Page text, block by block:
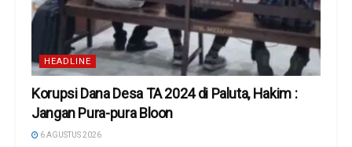
HEADLINE
Korupsi Dana Desa TA 2024 di Paluta, Hakim :
Jangan Pura-pura Bloon
6 AGUSTUS 2026